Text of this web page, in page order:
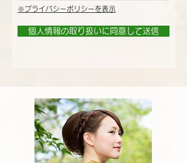
※プライバシーポリシーを表示
個人情報の取り扱いに同意して送信